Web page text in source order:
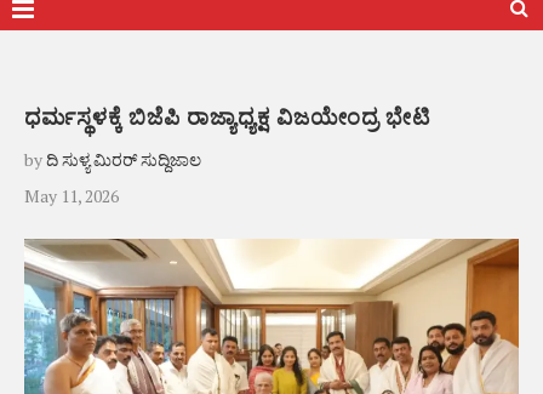
ಧರ್ಮಸ್ಥಳಕ್ಕೆ ಬಿಜೆಪಿ ರಾಜ್ಯಾಧ್ಯಕ್ಷ ವಿಜಯೇಂದ್ರ ಭೇಟಿ
byದಿ ಸುಳ್ಯ ಮಿರರ್ ಸುದ್ದಿಜಾಲ
May 11, 2026